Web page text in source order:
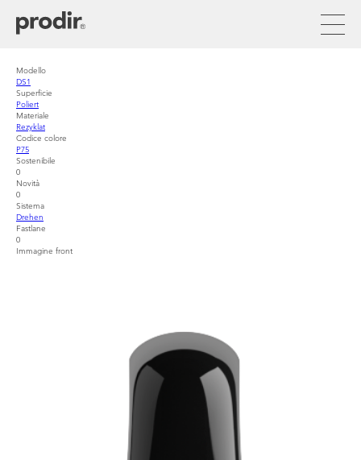
Inhalt
Modello
DS1
Superficie
Poliert
Materiale
Rezyklat
Codice colore
P75
Sostenibile
0
Novità
0
Sistema
Drehen
Fastlane
0
Immagine front